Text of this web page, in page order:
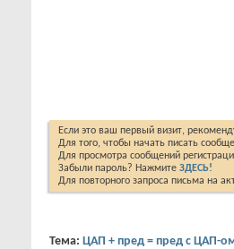
Если это ваш первый визит,
Для того, чтобы начать писать
Для просмотра сообщений
Забыли пароль? Нажмите ЗДЕСЬ!
Для повторного запроса письма на
Тема: ЦАП + пред = пред с ЦАП-